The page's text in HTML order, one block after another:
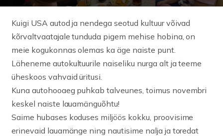
Kuigi USA autod ja nendega seotud kultuur võivad
kõrvaltvaatajale tunduda pigem mehise hobina, on
meie kogukonnas olemas ka äge naiste punt.
Läheneme autokultuurile naiseliku nurga alt ja teeme
üheskoos vahvaid üritusi.
Kuna autohooaeg puhkab talveunes, toimus novembri
keskel naiste lauamänguõhtu!
Saime hubases koduses miljöös kokku, proovisime
erinevaid lauamänge ning nautisime nalja ja toredat